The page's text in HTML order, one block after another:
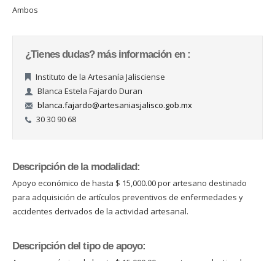
Ambos
¿Tienes dudas? más información en :
Instituto de la Artesanía Jalisciense
Blanca Estela Fajardo Duran
blanca.fajardo@artesaniasjalisco.gob.mx
30 30 90 68
Descripción de la modalidad:
Apoyo económico de hasta $ 15,000.00 por artesano destinado
para adquisición de artículos preventivos de enfermedades y
accidentes derivados de la actividad artesanal.
Descripción del tipo de apoyo: